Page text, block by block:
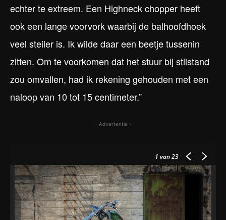
echter te extreem. Een Highneck chopper heeft
ook een lange voorvork waarbij de balhoofdhoek
veel steiler is. Ik wilde daar een beetje tussenin
zitten. Om te voorkomen dat het stuur bij stilstand
zou omvallen, had ik rekening gehouden met een
naloop van 10 tot 15 centimeter.”
- Advertentie -
1 van 23